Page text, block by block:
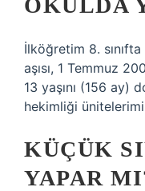
OKULDA
İlköğretim 8.
aşısı, 1 Temmuz
13 yaşını (156 ay)
hekimliği
KÜÇÜK
YAPAR